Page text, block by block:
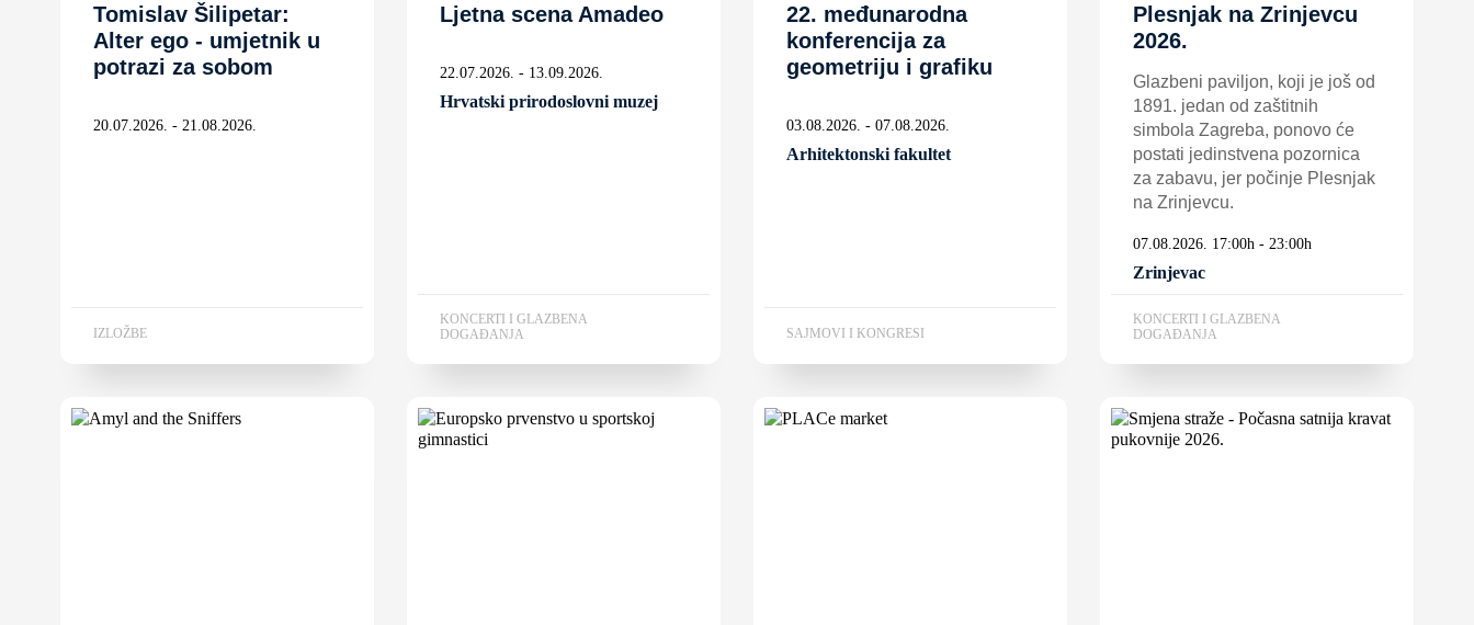
Tomislav Šilipetar:
Alter ego - umjetnik u
potrazi za sobom
20.07.2026. - 21.08.2026.
IZLOŽBE
Ljetna scena Amadeo
22.07.2026. - 13.09.2026.
Hrvatski prirodoslovni muzej
KONCERTI I GLAZBENA
DOGAĐANJA
22. međunarodna
konferencija za
geometriju i grafiku
03.08.2026. - 07.08.2026.
Arhitektonski fakultet
SAJMOVI I KONGRESI
Plesnjak na Zrinjevcu
2026.
Glazbeni paviljon, koji je još od
1891. jedan od zaštitnih
simbola Zagreba, ponovo će
postati jedinstvena pozornica
za zabavu, jer počinje Plesnjak
na Zrinjevcu.
07.08.2026. 17:00h - 23:00h
Zrinjevac
KONCERTI I GLAZBENA
DOGAĐANJA